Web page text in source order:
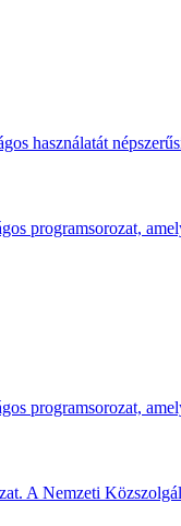
használatát
programsorozat,
programsorozat,
A Nemzeti